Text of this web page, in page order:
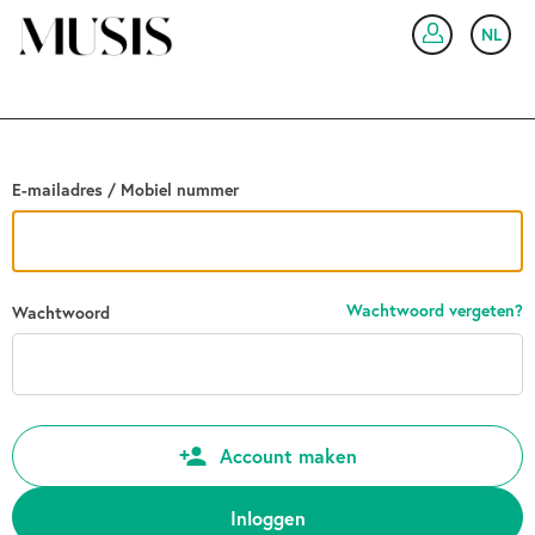
NL
E-mailadres / Mobiel nummer
Wachtwoord Wachtwoord vergeten?
Account maken
Inloggen